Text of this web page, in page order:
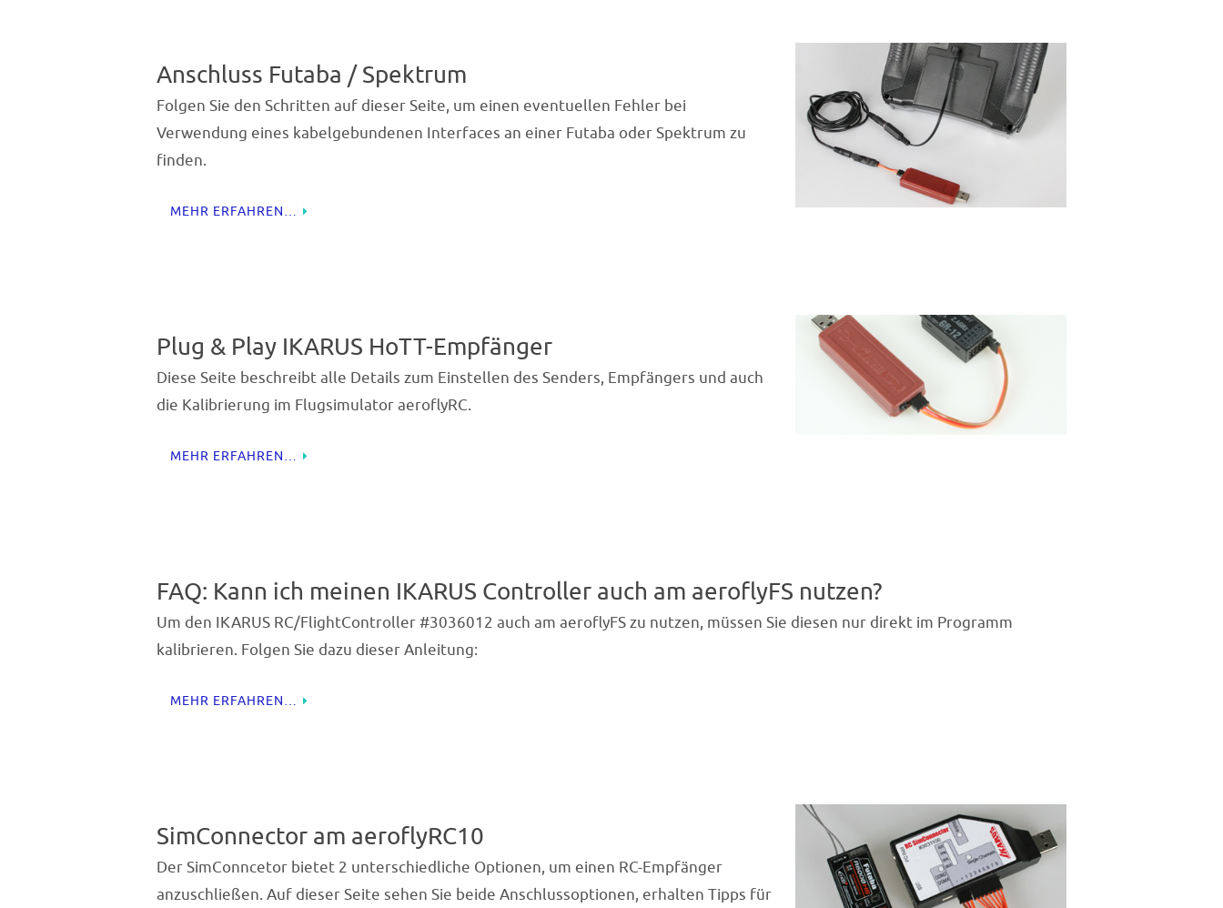
Anschluss Futaba / Spektrum
Folgen Sie den Schritten auf dieser Seite, um einen eventuellen Fehler bei
Verwendung eines kabelgebundenen Interfaces an einer Futaba oder Spektrum zu
finden.
MEHR ERFAHREN…
Plug & Play IKARUS HoTT-Empfänger
Diese Seite beschreibt alle Details zum Einstellen des Senders, Empfängers und auch
die Kalibrierung im Flugsimulator aeroflyRC.
MEHR ERFAHREN…
FAQ: Kann ich meinen IKARUS Controller auch am aeroflyFS nutzen?
Um den IKARUS RC/FlightController #3036012 auch am aeroflyFS zu nutzen, müssen Sie diesen nur direkt im Programm
kalibrieren. Folgen Sie dazu dieser Anleitung:
MEHR ERFAHREN…
SimConnector am aeroflyRC10
Der SimConncetor bietet 2 unterschiedliche Optionen, um einen RC-Empfänger
anzuschließen. Auf dieser Seite sehen Sie beide Anschlussoptionen, erhalten Tipps für